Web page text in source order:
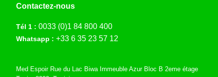
Contactez-nous
Tél 1 : 0033 (0)1 84 800 400
Whatsapp : +33 6 35 23 57 12
Med Espoir Rue du Lac Biwa Immeuble Azur Bloc B 2eme étage